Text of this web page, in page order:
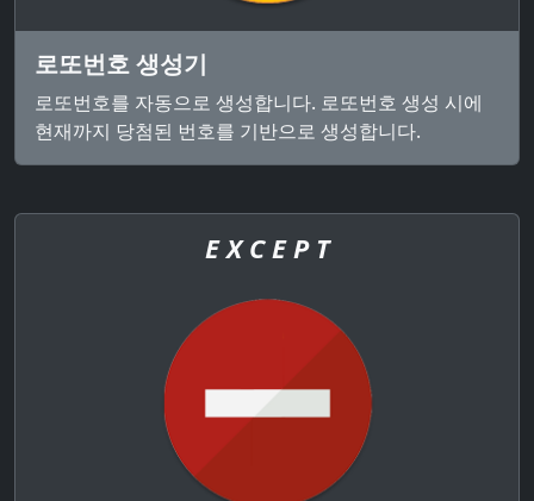
로또번호 생성기
로또번호를 자동으로 생성합니다. 로또번호 생성 시에
현재까지 당첨된 번호를 기반으로 생성합니다.
E X C E P T